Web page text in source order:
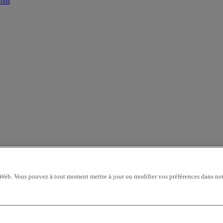
Vous pouvez à tout moment mettre à jour ou modifier vos préférences dans